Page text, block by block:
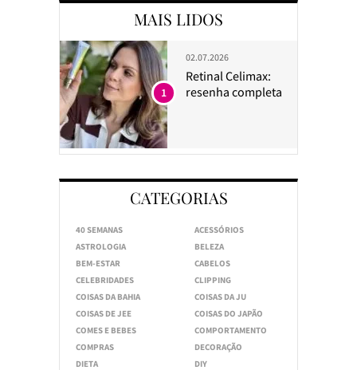
MAIS LIDOS
02.07.2026
Retinal Celimax:
resenha completa
1
CATEGORIAS
40 SEMANAS
ACESSÓRIOS
ASTROLOGIA
BELEZA
BEM-ESTAR
CABELOS
CELEBRIDADES
CLIPPING
COISAS DA BAHIA
COISAS DA JU
COISAS DE JEE
COISAS DO JAPÃO
COMES E BEBES
COMPORTAMENTO
COMPRAS
DECORAÇÃO
DIETA
DIY